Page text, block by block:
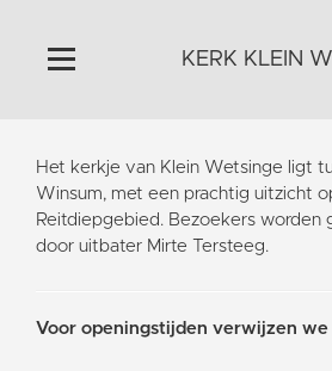
Home
Algemeen
Historie
KERK KLEIN
Het kerkje van Klein Wetsinge ligt
Winsum, met een prachtig uitzicht
Reitdiepgebied. Bezoekers worden
door uitbater Mirte Tersteeg.
Voor openingstijden verwijzen we